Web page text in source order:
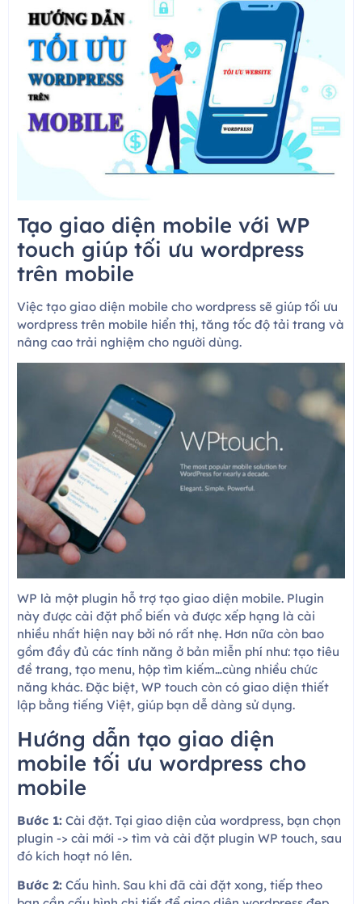
Tạo giao diện mobile với WP
touch giúp tối ưu wordpress
trên mobile
Việc tạo giao diện mobile cho wordpress sẽ giúp tối ưu
wordpress trên mobile hiển thị, tăng tốc độ tải trang và
nâng cao trải nghiệm cho người dùng.
WP là một plugin hỗ trợ tạo giao diện mobile. Plugin
này được cài đặt phổ biến và được xếp hạng là cài
nhiều nhất hiện nay bởi nó rất nhẹ. Hơn nữa còn bao
gồm đầy đủ các tính năng ở bản miễn phí như: tạo tiêu
đề trang, tạo menu, hộp tìm kiếm…cùng nhiều chức
năng khác. Đặc biệt, WP touch còn có giao diện thiết
lập bằng tiếng Việt, giúp bạn dễ dàng sử dụng.
Hướng dẫn tạo giao diện
mobile tối ưu wordpress cho
mobile
Bước 1: Cài đặt. Tại giao diện của wordpress, bạn chọn
plugin -> cài mới -> tìm và cài đặt plugin WP touch, sau
đó kích hoạt nó lên.
Bước 2: Cấu hình. Sau khi đã cài đặt xong, tiếp theo